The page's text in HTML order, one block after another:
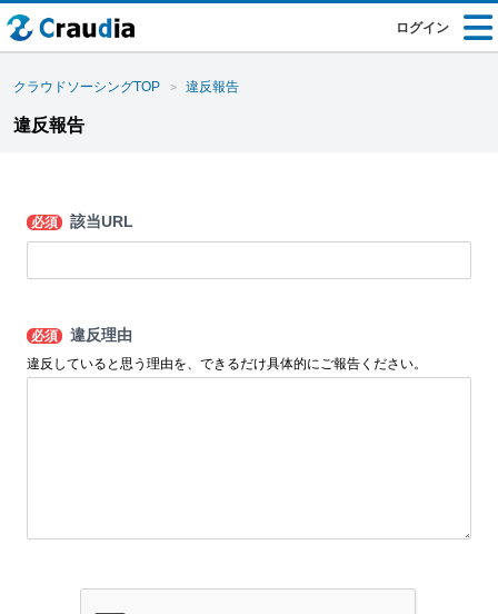
ログイン
クラウドソーシングTOP 違反報告
違反報告
必須 該当URL
必須 違反理由
違反していると思う理由を、できるだけ具体的にご報告ください。